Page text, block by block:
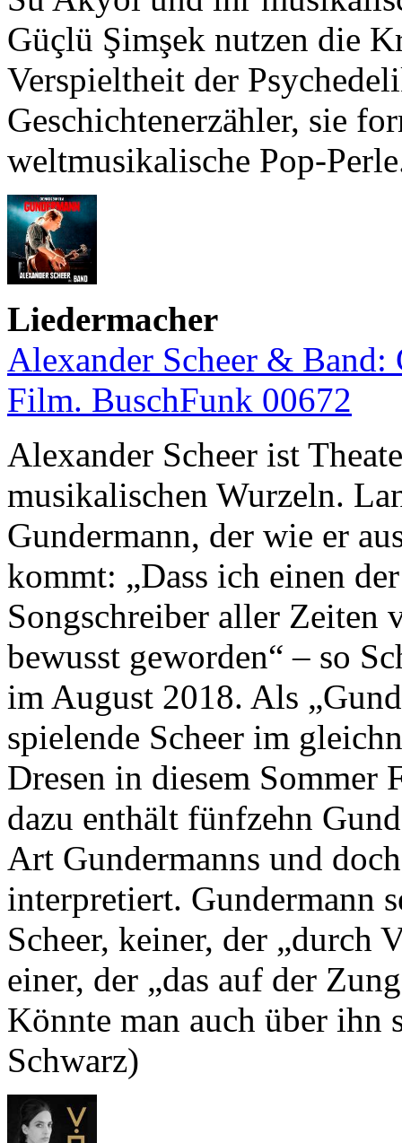
Güçlü Şimşek nutzen die
Verspieltheit der
Geschichtenerzähler, sie
weltmusikalische Pop-
Liedermacher
Alexander Scheer &
Film. BuschFunk 00672
Alexander Scheer ist
musikalischen Wurzeln.
Gundermann, der wie er
kommt: „Dass ich einen
Songschreiber aller Zeiten
bewusst geworden“ – so
im August 2018. Als
spielende Scheer im
Dresen in diesem Sommer
dazu enthält fünfzehn
Art Gundermanns und
interpretiert. Gundermann
Scheer, keiner, der „durch
einer, der „das auf der
Könnte man auch über ihn
Schwarz)